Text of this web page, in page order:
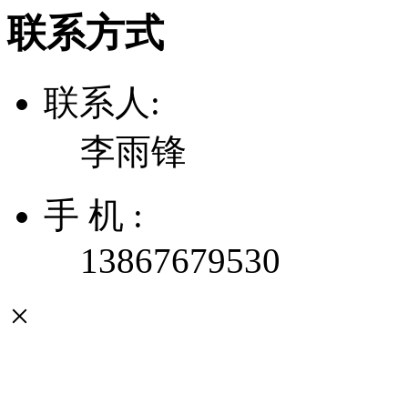
联系方式
联系人:
李雨锋
手 机 :
13867679530
×